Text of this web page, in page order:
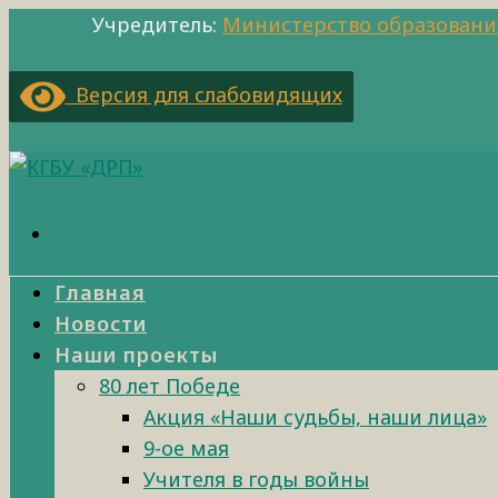
Учредитель: Министерство
Версия для слабовидящих
Главная
Новости
Наши проекты
80 лет Победе
Акция «Наши судьбы, наши лица»
9-ое мая
Учителя в годы войны